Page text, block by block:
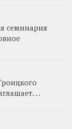
семинария
. .